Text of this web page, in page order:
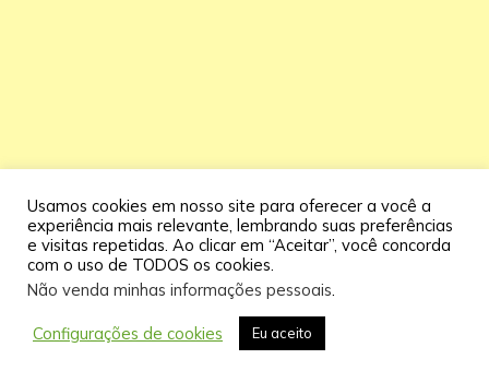
Usamos cookies em nosso site para oferecer a você a
experiência mais relevante, lembrando suas preferências
e visitas repetidas. Ao clicar em “Aceitar”, você concorda
com o uso de TODOS os cookies.
Não venda minhas informações pessoais.
Configurações de cookies Eu aceito